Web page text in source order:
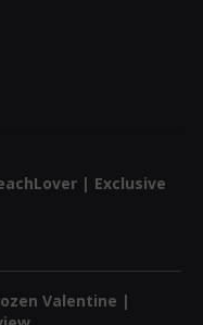
| Exclusive
Valentine |